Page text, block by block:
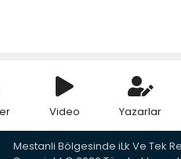
Video Yazarlar
Mestanli Bölgesinde iLk Ve Tek